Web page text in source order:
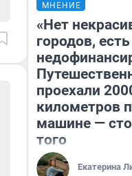
МНЕНИЕ
«Нет
городов, есть
проехали
километров
машине —
того
Екатерина